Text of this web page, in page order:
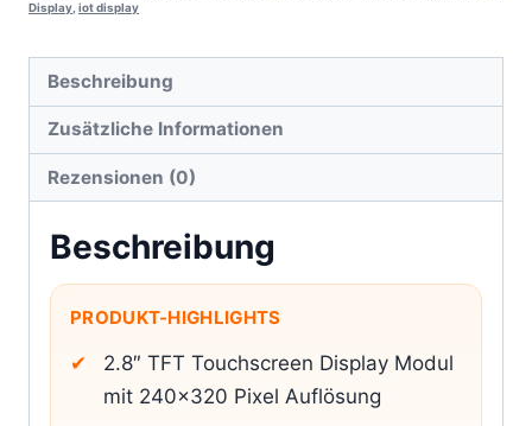
Display, iot display
Beschreibung
Zusätzliche Informationen
Rezensionen (0)
Beschreibung
PRODUKT-HIGHLIGHTS
2.8″ TFT Touchscreen Display Modul
mit 240×320 Pixel Auflösung